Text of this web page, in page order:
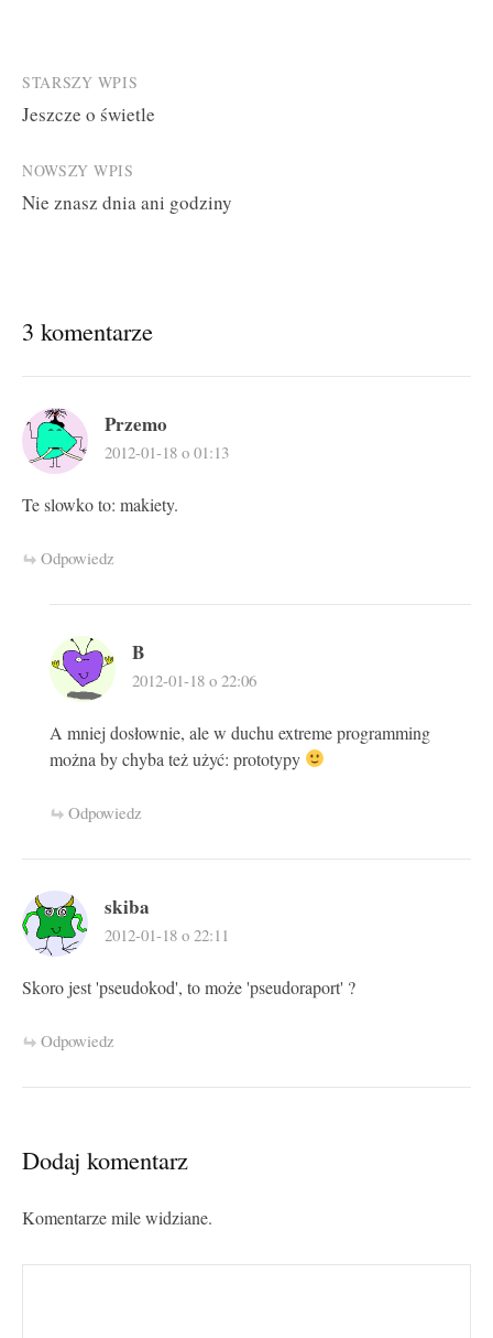
Post
navigation
STARSZY WPIS
Jeszcze o świetle
NOWSZY WPIS
Nie znasz dnia ani godziny
3 komentarze
Przemo
2012-01-18 o 01:13
Te slowko to: makiety.
Odpowiedz
B
2012-01-18 o 22:06
A mniej dosłownie, ale w duchu extreme programming
można by chyba też użyć: prototypy
Odpowiedz
skiba
2012-01-18 o 22:11
Skoro jest 'pseudokod', to może 'pseudoraport' ?
Odpowiedz
Dodaj komentarz
Komentarze mile widziane.